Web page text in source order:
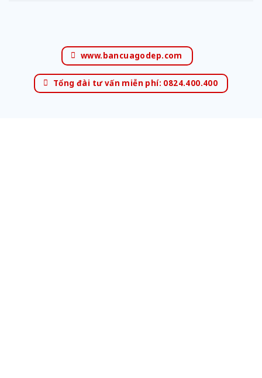
www.bancuagodep.com
Tổng đài tư vấn miễn phí: 0824.400.400